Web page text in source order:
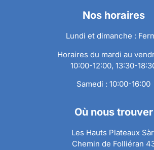
Nos horaires
Lundi et dimanche :
Horaires du mardi au
10:00-12:00, 13:30-
Samedi : 10:00-16:00
Où nous trouver
Les Hauts Plateaux
Chemin de Folliéran